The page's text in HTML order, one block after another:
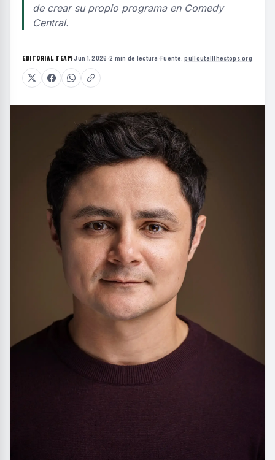
de crear su propio programa en Comedy
Central.
EDITORIAL TEAM·Jun 1, 2026 ·2 min de lectura ·Fuente:pulloutallthestops.org